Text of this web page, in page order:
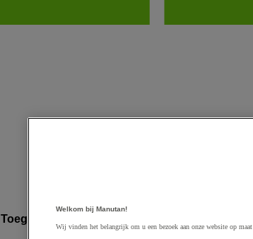
Toegevoegd aan winkelwagen
Welkom bij Manutan!
Wij vinden het belangrijk om u een bezoek aan onze website op